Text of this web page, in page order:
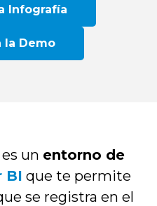
Infografía
la Demo
es un entorno de
BI que te permite
se registra en el